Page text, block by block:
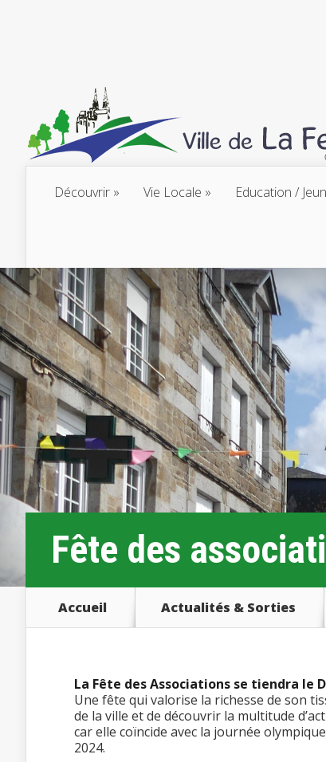
Découvrir Vie Locale Education /
Fête des
Accueil Actualités & Sorties
La Fête des Associations se tiendra le
Une fête qui valorise la richesse de son
de la ville et de découvrir la multitude
car elle coïncide avec la journée
2024.